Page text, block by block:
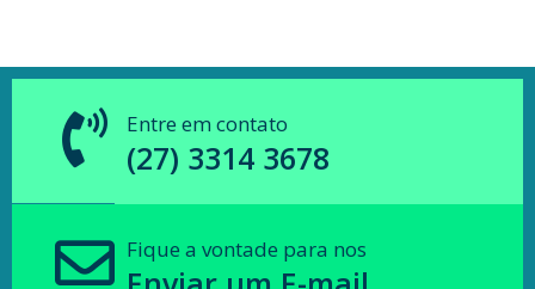
Entre em contato
(27) 3314 3678
Fique a vontade para nos